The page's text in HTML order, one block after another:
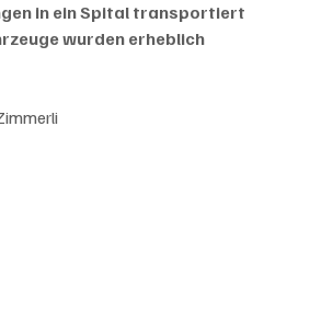
in ein Spital transportiert
wurden erheblich